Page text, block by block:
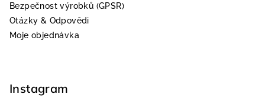
Bezpečnost výrobků (GPSR)
Otázky & Odpovědi
Moje objednávka
Instagram